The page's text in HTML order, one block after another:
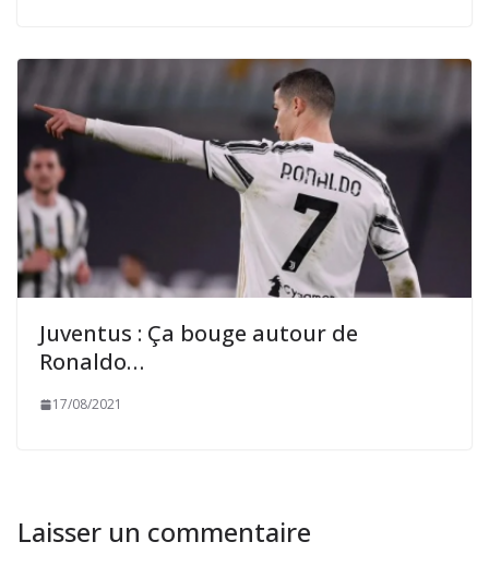
Juventus : Ça bouge autour de
Ronaldo…
17/08/2021
Laisser un commentaire